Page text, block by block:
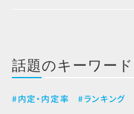
話題のキーワード
#内定・内定率 #ランキング